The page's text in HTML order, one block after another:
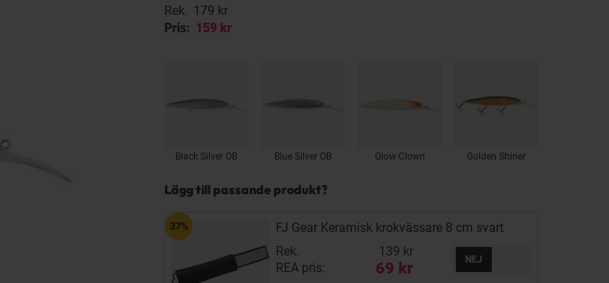
Rek. 179 kr
Pris: 159 kr
Black Silver OB Blue Silver OB Glow Clown Golden Shiner
Lägg till passande produkt?
37%
FJ Gear Keramisk krokvässare 8 cm svart
Rek.
139 kr
REA pris:
69 kr